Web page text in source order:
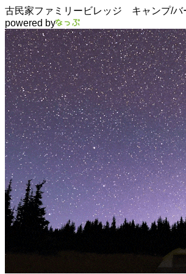
古民家ファミリービレッジ キャンプ/バ
powered by